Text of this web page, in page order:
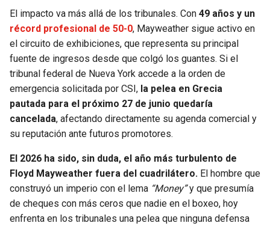
El impacto va más allá de los tribunales. Con 49 años y un
récord profesional de 50-0, Mayweather sigue activo en
el circuito de exhibiciones, que representa su principal
fuente de ingresos desde que colgó los guantes. Si el
tribunal federal de Nueva York accede a la orden de
emergencia solicitada por CSI, la pelea en Grecia
pautada para el próximo 27 de junio quedaría
cancelada, afectando directamente su agenda comercial y
su reputación ante futuros promotores.
El 2026 ha sido, sin duda, el año más turbulento de
Floyd Mayweather fuera del cuadrilátero. El hombre que
construyó un imperio con el lema “Money”y que presumía
de cheques con más ceros que nadie en el boxeo, hoy
enfrenta en los tribunales una pelea que ninguna defensa